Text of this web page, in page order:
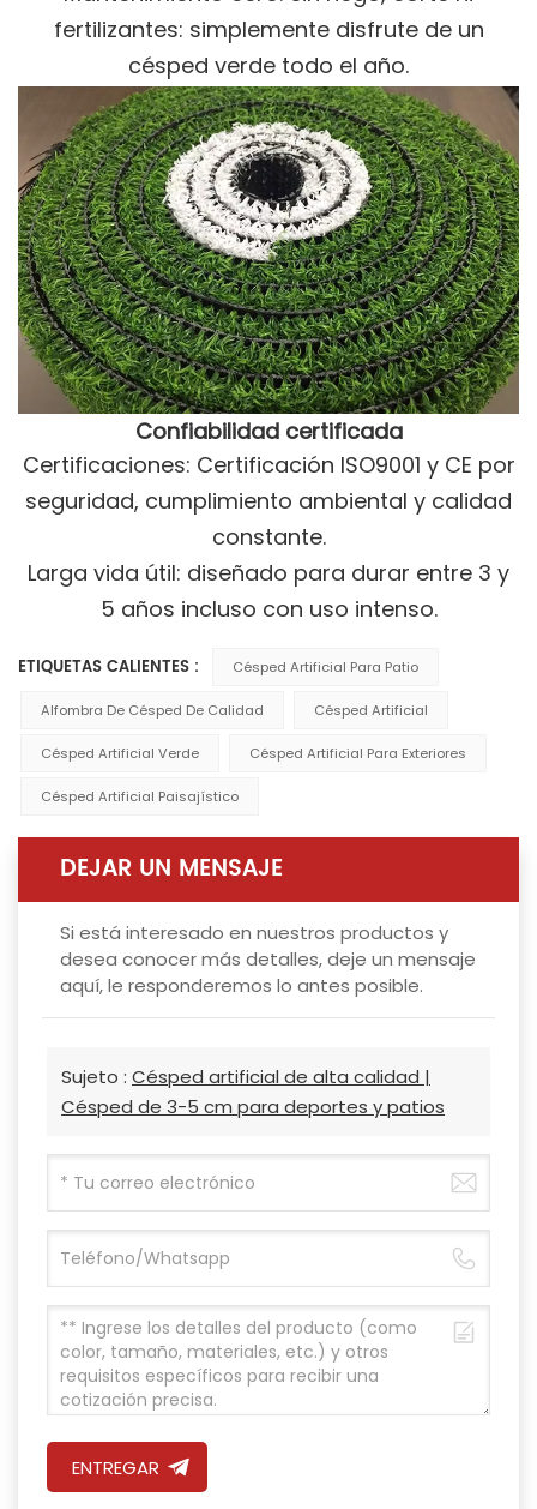
fertilizantes: simplemente disfrute de un
césped verde todo el año.
Confiabilidad certificada
Certificaciones: Certificación ISO9001 y CE por
seguridad, cumplimiento ambiental y calidad
constante.
Larga vida útil: diseñado para durar entre 3 y
5 años incluso con uso intenso.
ETIQUETAS CALIENTES : Césped Artificial Para Patio
Alfombra De Césped De Calidad Césped Artificial
Césped Artificial Verde Césped Artificial Para Exteriores
Césped Artificial Paisajístico
DEJAR UN MENSAJE
Si está interesado en nuestros productos y
desea conocer más detalles, deje un mensaje
aquí, le responderemos lo antes posible.
Sujeto : Césped artificial de alta calidad |
Césped de 3-5 cm para deportes y patios
ENTREGAR